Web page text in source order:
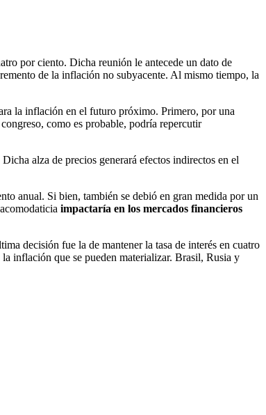
por ciento. Dicha reunión le antecede un dato de
de la inflación no subyacente. Al mismo tiempo, la
la inflación en el futuro próximo. Primero, por una
como es probable, podría repercutir
alza de precios generará efectos indirectos en el
anual. Si bien, también se debió en gran medida por un
impactaría en los mercados financieros
decisión fue la de mantener la tasa de interés en cuatro
inflación que se pueden materializar. Brasil, Rusia y